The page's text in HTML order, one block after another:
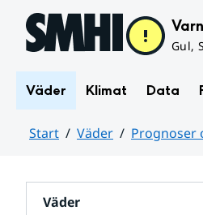
Hoppa till sidans innehåll
Gul,
Väder Klimat Data
Start Väder Prognoser
Väder